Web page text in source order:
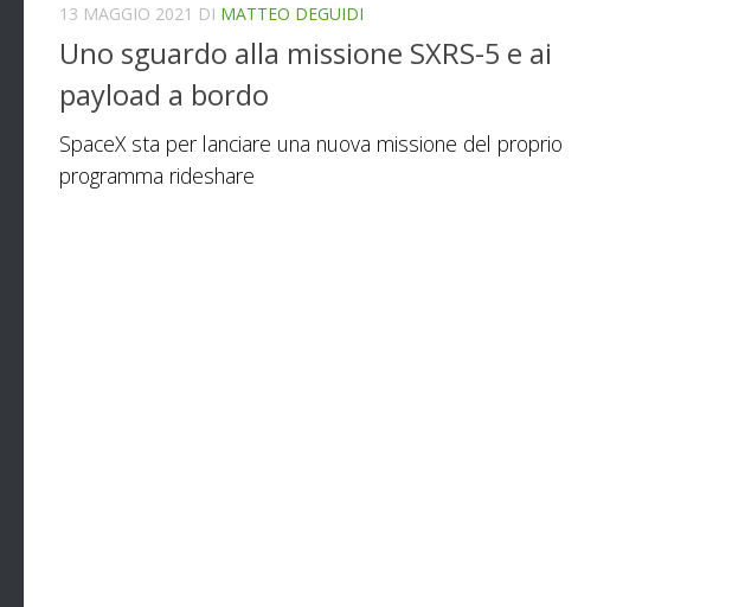
13 MAGGIO 2021 DI MATTEO DEGUIDI
Uno sguardo alla missione SXRS-5 e ai
payload a bordo
SpaceX sta per lanciare una nuova missione del proprio
programma rideshare